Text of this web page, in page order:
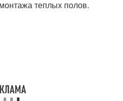
теплых полов.